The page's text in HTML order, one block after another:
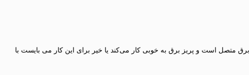
متصل است و پریز برق به‌ خوبی کار می‌کند یا خیر برای این کار می بایست با